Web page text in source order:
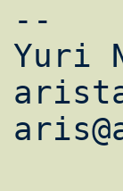
--
Yuri